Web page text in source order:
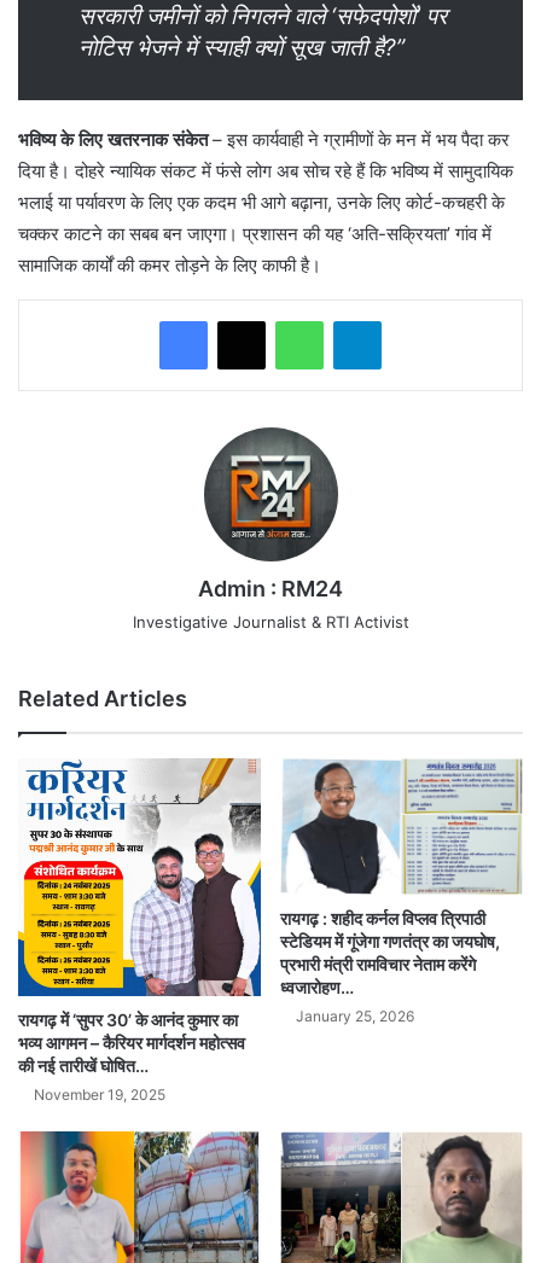
सरकारी जमीनों को निगलने वाले ‘सफेदपोशों’ पर
नोटिस भेजने में स्याही क्यों सूख जाती है?”
भविष्य के लिए खतरनाक संकेत– ​इस कार्यवाही ने ग्रामीणों के मन में भय पैदा कर
दिया है। दोहरे न्यायिक संकट में फंसे लोग अब सोच रहे हैं कि भविष्य में सामुदायिक
भलाई या पर्यावरण के लिए एक कदम भी आगे बढ़ाना, उनके लिए कोर्ट-कचहरी के
चक्कर काटने का सबब बन जाएगा। प्रशासन की यह ‘अति-सक्रियता’ गांव में
सामाजिक कार्यों की कमर तोड़ने के लिए काफी है।
WhatsAppTelegram
Admin : RM24
Investigative Journalist & RTI Activist
Related Articles
रायगढ़ में ‘सुपर 30’ के आनंद कुमार का
भव्य आगमन – कैरियर मार्गदर्शन महोत्सव
की नई तारीखें घोषित…
November 19, 2025
रायगढ़ : शहीद कर्नल विप्लव त्रिपाठी
स्टेडियम में गूंजेगा गणतंत्र का जयघोष,
प्रभारी मंत्री रामविचार नेताम करेंगे
ध्वजारोहण…
January 25, 2026